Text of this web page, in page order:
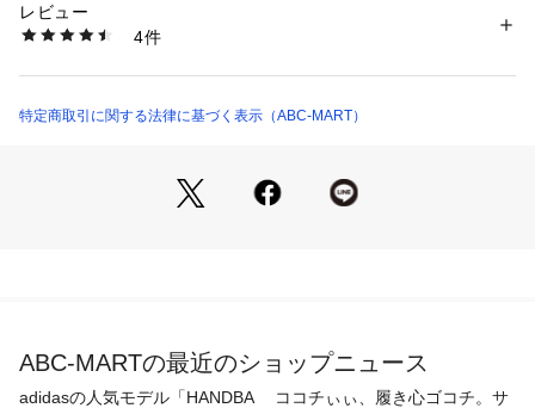
このシューズの作りは大きめです。
洗濯：-
※詳しい洗濯方法については、商品の品質表示タグをご覧ください
6823920010 （ショップ）
レビュー
4件
特定商取引に関する法律に基づく表示（ABC-MART）
ABC-MARTの最近のショップニュース
adidasの人気モデル「HANDBA
ココチぃぃ、履き心ゴコチ。サ